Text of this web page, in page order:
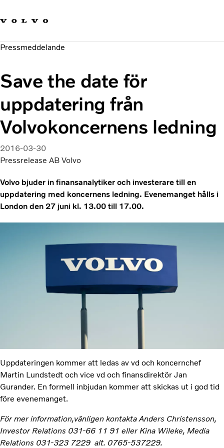
Hållbara transporter
Investerare
Pressmeddelande
Save the date för
uppdatering från
Volvokoncernens ledning
2016-03-30
Pressrelease AB Volvo
Volvo bjuder in finansanalytiker och investerare till en
uppdatering med koncernens ledning. Evenemanget hålls i
London den 27 juni kl. 13.00 till 17.00.
Uppdateringen kommer att ledas av vd och koncernchef
Martin Lundstedt och vice vd och finansdirektör Jan
Gurander. En formell inbjudan kommer att skickas ut i god tid
före evenemanget.
För mer information,vänligen kontakta Anders Christensson,
Investor Relations 031-66 11 91 eller Kina Wileke, Media
Relations 031-323 7229 alt. 0765-537229.